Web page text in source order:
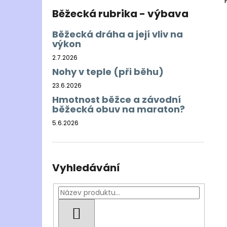
Běžecká rubrika - výbava
Běžecká dráha a její vliv na
výkon
2.7.2026
Nohy v teple (při běhu)
23.6.2026
Hmotnost běžce a závodní
běžecká obuv na maraton?
5.6.2026
Vyhledávání